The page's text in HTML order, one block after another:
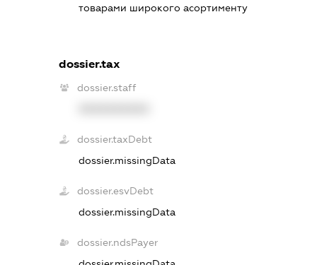
товарами широкого асортименту
dossier.tax
dossier.staff
dossier.taxDebt
dossier.missingData
dossier.esvDebt
dossier.missingData
dossier.ndsPayer